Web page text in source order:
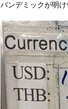
パンデミックが明